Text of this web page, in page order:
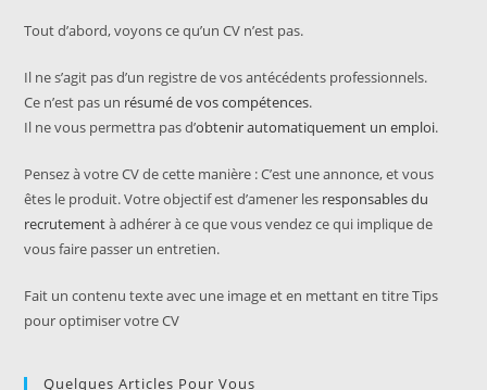
Tout d’abord, voyons ce qu’un CV n’est pas.
Il ne s’agit pas d’un registre de vos antécédents professionnels.
Ce n’est pas un résumé de vos compétences.
Il ne vous permettra pas d’obtenir automatiquement un emploi.
Pensez à votre CV de cette manière : C’est une annonce, et vous
êtes le produit. Votre objectif est d’amener les responsables du
recrutementà adhérer à ce que vous vendez ce qui implique de
vous faire passer un entretien.
Fait un contenu texte avec une image et en mettant en titre Tips
pour optimiser votre CV
Quelques Articles Pour Vous